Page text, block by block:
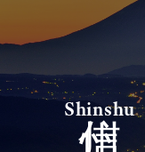
Shinshu